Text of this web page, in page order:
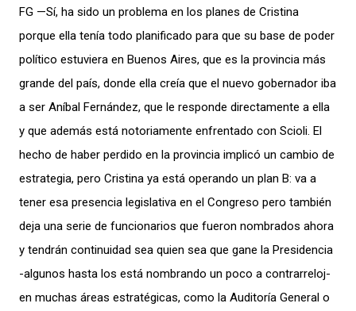
FG —Sí, ha sido un problema en los planes de Cristina
porque ella tenía todo planificado para que su base de poder
político estuviera en Buenos Aires, que es la provincia más
grande del país, donde ella creía que el nuevo gobernador iba
a ser Aníbal Fernández, que le responde directamente a ella
y que además está notoriamente enfrentado con Scioli. El
hecho de haber perdido en la provincia implicó un cambio de
estrategia, pero Cristina ya está operando un plan B: va a
tener esa presencia legislativa en el Congreso pero también
deja una serie de funcionarios que fueron nombrados ahora
y tendrán continuidad sea quien sea que gane la Presidencia
-algunos hasta los está nombrando un poco a contrarreloj-
en muchas áreas estratégicas, como la Auditoría General o